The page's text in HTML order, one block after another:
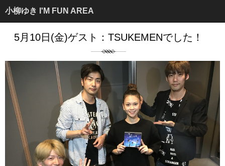
小柳ゆき I'M FUN AREA
5月10日(金)ゲスト：TSUKEMENでした！